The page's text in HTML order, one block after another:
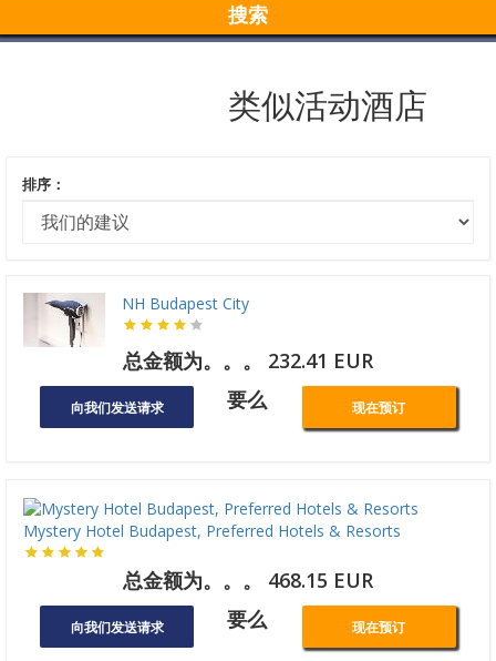
搜索
类似活动酒店
排序：
NH Budapest City
总金额为。。。 232.41 EUR
向我们发送请求 要么 现在预订
Mystery Hotel Budapest, Preferred Hotels & Resorts
总金额为。。。 468.15 EUR
向我们发送请求 要么 现在预订